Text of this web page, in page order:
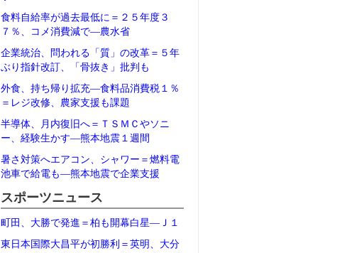
食料自給率が過去最低に＝２５年度３
７％、コメ消費減で―農水省
企業統治、問われる「質」の改革＝５年
ぶり指針改訂、「骨抜き」批判も
外食、持ち帰り拡充―食料品消費税１％
＝レジ改修、農家支援も課題
半導体、月内復旧へ＝ＴＳＭＣやソニ
ー、経験生かす―熊本地震１週間
暑さ対策へエアコン、シャワー＝燃料電
池車で給電も―熊本地震で企業支援
スポーツニュース
町田、大勝で発進＝柏も開幕白星―Ｊ１
東日本国際大昌平が初勝利＝英明、大分